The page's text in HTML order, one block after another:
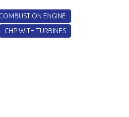
ENGINE
CHP WITH TURBINES